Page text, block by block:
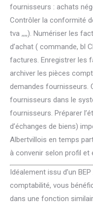
fournisseurs : achats
Contrôler la conformité
tva ,,,,). Numériser les
d’achat ( commande, bl
factures. Enregistrer les
archiver les pièces
demandes fournisseurs.
fournisseurs dans le
fournisseurs. Préparer
d’échanges de biens)
Albertvillois en temps
à convenir selon profil et
Idéalement issu d’un
comptabilité, vous
dans une fonction